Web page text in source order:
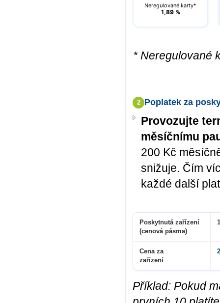
Neregulované karty*
1,89 %
* Neregulované
2 Poplatek za
Provozujte
měsíčnímu
200 Kč
snižuje. Čím
každé další
Poskytnutá zařízení
(cenová pásma)
Cena za
zařízení
Příklad: Pokud